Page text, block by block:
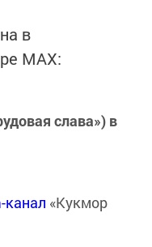
в
MАХ:
слава») в
канал «Кукмор